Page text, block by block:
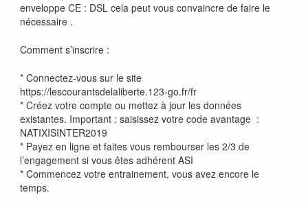
enveloppe CE : DSL cela peut vous convaincre de faire le
nécessaire .
Comment s’inscrire :
* Connectez-vous sur le site
https://lescourantsdelaliberte.123-go.fr/fr
* Créez votre compte ou mettez à jour les données
existantes. Important : saisissez votre code avantage :
NATIXISINTER2019
* Payez en ligne et faites vous rembourser les 2/3 de
l’engagement si vous êtes adhérent ASI
* Commencez votre entrainement, vous avez encore le
temps.